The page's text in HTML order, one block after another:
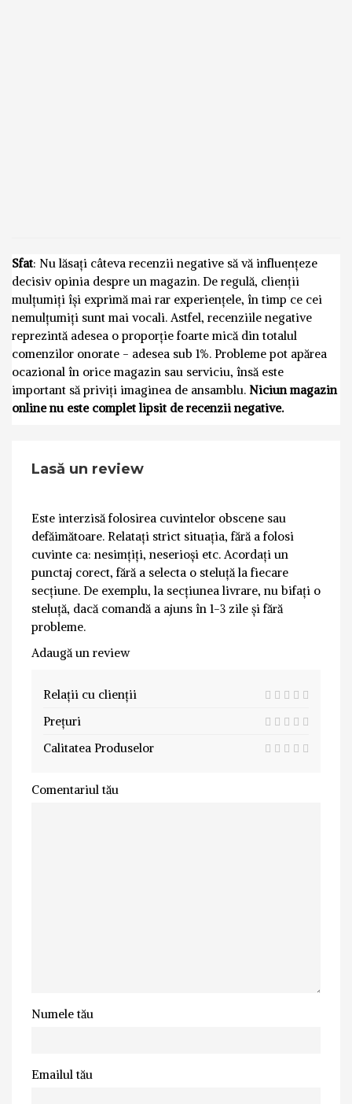
Sfat: Nu lăsați câteva recenzii negative să vă influențeze
decisiv opinia despre un magazin. De regulă, clienții
mulțumiți își exprimă mai rar experiențele, în timp ce cei
nemulțumiți sunt mai vocali. Astfel, recenziile negative
reprezintă adesea o proporție foarte mică din totalul
comenzilor onorate - adesea sub 1%. Probleme pot apărea
ocazional în orice magazin sau serviciu, însă este
important să priviți imaginea de ansamblu. Niciun magazin
online nu este complet lipsit de recenzii negative.
Lasă un review
Este interzisă folosirea cuvintelor obscene sau
defăimătoare. Relatați strict situația, fără a folosi
cuvinte ca: nesimțiți, neserioși etc. Acordați un
punctaj corect, fără a selecta o steluță la fiecare
secțiune. De exemplu, la secțiunea livrare, nu bifați o
steluță, dacă comandă a ajuns în 1-3 zile și fără
probleme.
Adaugă un review
Relații cu clienții
Prețuri
Calitatea Produselor
Comentariul tău
Numele tău
Emailul tău